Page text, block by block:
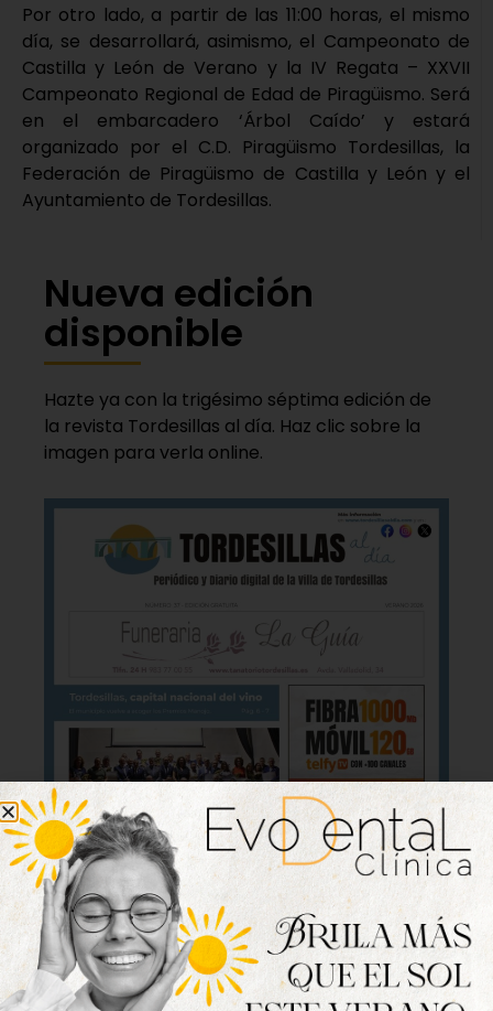
Por otro lado, a partir de las 11:00 horas, el mismo
día, se desarrollará, asimismo, el Campeonato de
Castilla y León de Verano y la IV Regata – XXVII
Campeonato Regional de Edad de Piragüismo. Será
en el embarcadero ‘Árbol Caído’ y estará
organizado por el C.D. Piragüismo Tordesillas, la
Federación de Piragüismo de Castilla y León y el
Ayuntamiento de Tordesillas.
Nueva edición
disponible
Hazte ya con la trigésimo séptima edición de
la revista Tordesillas al día. Haz clic sobre la
imagen para verla online.